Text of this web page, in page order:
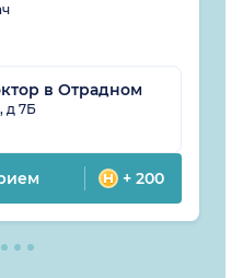
в Отрадном
д 7Б
+ 200